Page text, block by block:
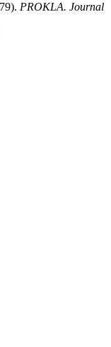
PROKLA. Journal